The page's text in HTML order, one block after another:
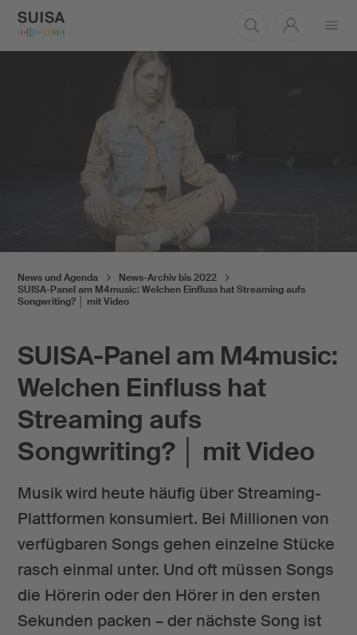
SUISA-Panel am M4music:
Welchen Einfluss hat
Streaming aufs
Songwriting? │ mit Video
Musik wird heute häufig über Streaming-
Plattformen konsumiert. Bei Millionen von
verfügbaren Songs gehen einzelne Stücke
rasch einmal unter. Und oft müssen Songs
die Hörerin oder den Hörer in den ersten
Sekunden packen – der nächste Song ist
News und Agenda
News-Archiv bis 2022
SUISA-Panel am M4music: Welchen Einfluss hat Streaming aufs
Songwriting? │ mit Video